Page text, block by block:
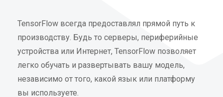
TensorFlow всегда предоставлял прямой путь к
производству. Будь то серверы, периферийные
устройства или Интернет, TensorFlow позволяет
легко обучать и развертывать вашу модель,
независимо от того, какой язык или платформу
вы используете.